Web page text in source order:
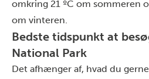
omkring 21 ºC om sommeren
om vinteren.
Bedste tidspunkt at
National Park
Det afhænger af, hvad du